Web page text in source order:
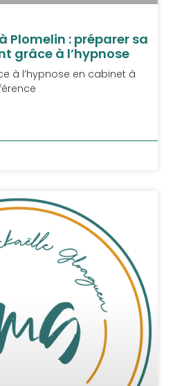
Plomelin : préparer sa
grâce à l’hypnose
à l’hypnose en cabinet à